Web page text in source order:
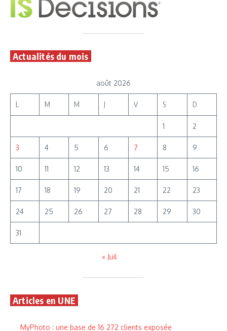
Actualités du mois
août 2026
L M M J V S D
1 2
3 4 5 6 7 8 9
10 11 12 13 14 15 16
17 18 19 20 21 22 23
24 25 26 27 28 29 30
31
« Juil
Articles en UNE
MyPhoto : une base de 16 272 clients exposée